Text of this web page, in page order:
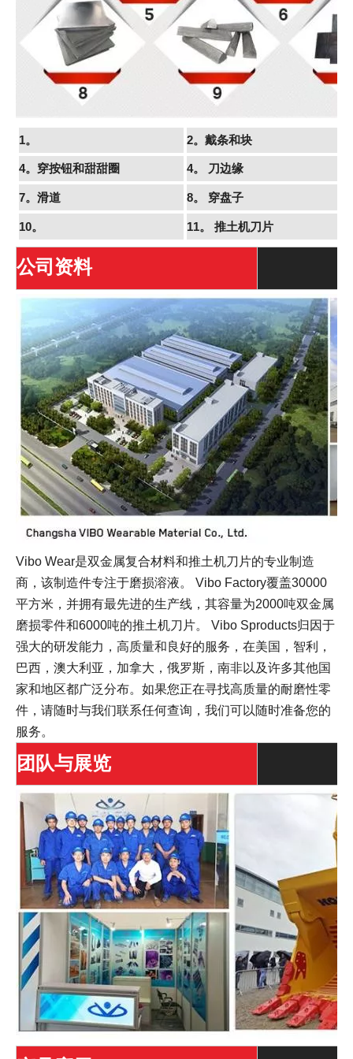
1。 2。戴条和块
4。穿按钮和甜甜圈 4。 刀边缘
7。滑道 8。 穿盘子
10。 11。 推土机刀片
公司资料
Vibo Wear是双金属复合材料和推土机刀片的专业制造
商，该制造件专注于磨损溶液。 Vibo Factory覆盖30000
平方米，并拥有最先进的生产线，其容量为2000吨双金属
磨损零件和6000吨的推土机刀片。 Vibo Sproducts归因于
强大的研发能力，高质量和良好的服务，在美国，智利，
巴西，澳大利亚，加拿大，俄罗斯，南非以及许多其他国
家和地区都广泛分布。如果您正在寻找高质量的耐磨性零
件，请随时与我们联系任何查询，我们可以随时准备您的
服务。
团队与展览